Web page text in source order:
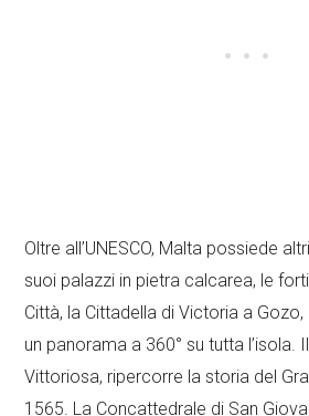
Oltre all’UNESCO, Malta possiede
suoi palazzi in pietra calcarea, le
Città, la Cittadella di Victoria a
un panorama a 360° su tutta l’isola.
Vittoriosa, ripercorre la storia del
1565. La Concattedrale di San